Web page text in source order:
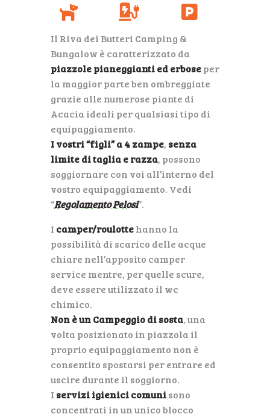
Il Riva dei Butteri Camping &
Bungalow è caratterizzato da
piazzole pianeggianti ed erboseper
la maggior parte ben ombreggiate
grazie alle numerose piante di
Acacia ideali per qualsiasi tipo di
equipaggiamento.
I vostri “figli” a 4 zampe, senza
limite di taglia e razza, possono
soggiornare con voi all’interno del
vostro equipaggiamento. Vedi
“Regolamento Pelosi”.
I camper/roulottehanno la
possibilità di scarico delle acque
chiare nell’apposito camper
service mentre, per quelle scure,
deve essere utilizzato il wc
chimico.
Non è un Campeggio di sosta, una
volta posizionato in piazzola il
proprio equipaggiamento non è
consentito spostarsi per entrare ed
uscire durante il soggiorno.
I servizi igienici comunisono
concentrati in un unico blocco